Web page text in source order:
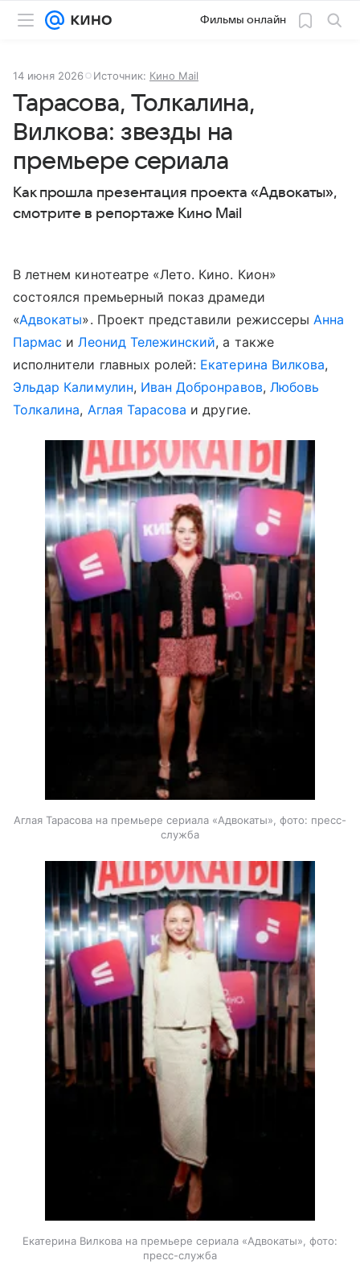
Фильмы онлайн
14 июня 2026 Источник: Кино Mail
Тарасова, Толкалина,
Вилкова: звезды на
премьере сериала
Как прошла презентация проекта «Адвокаты»,
смотрите в репортаже Кино Mail
В летнем кинотеатре «Лето. Кино. Кион»
состоялся премьерный показ драмеди
«Адвокаты». Проект представили режиссеры Анна
Пармас иЛеонид Тележинский, а также
исполнители главных ролей: Екатерина Вилкова,
Эльдар Калимулин, Иван Добронравов, Любовь
Толкалина, Аглая Тарасова и другие.
Аглая Тарасова на премьере сериала «Адвокаты», фото: пресс-
служба
Екатерина Вилкова на премьере сериала «Адвокаты», фото:
пресс-служба